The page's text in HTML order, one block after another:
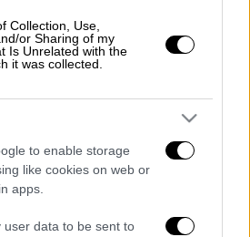
Collection, Use,
or Sharing of my
Is Unrelated with the
it was collected.
to enable storage
like cookies on web or
apps.
user data to be sent to
στο Κυπριακό
που σκοτώθηκαν
κοντά σε σημεία
, ενώ οι 201 σκοτώθηκαν
οχηματοπομπών με